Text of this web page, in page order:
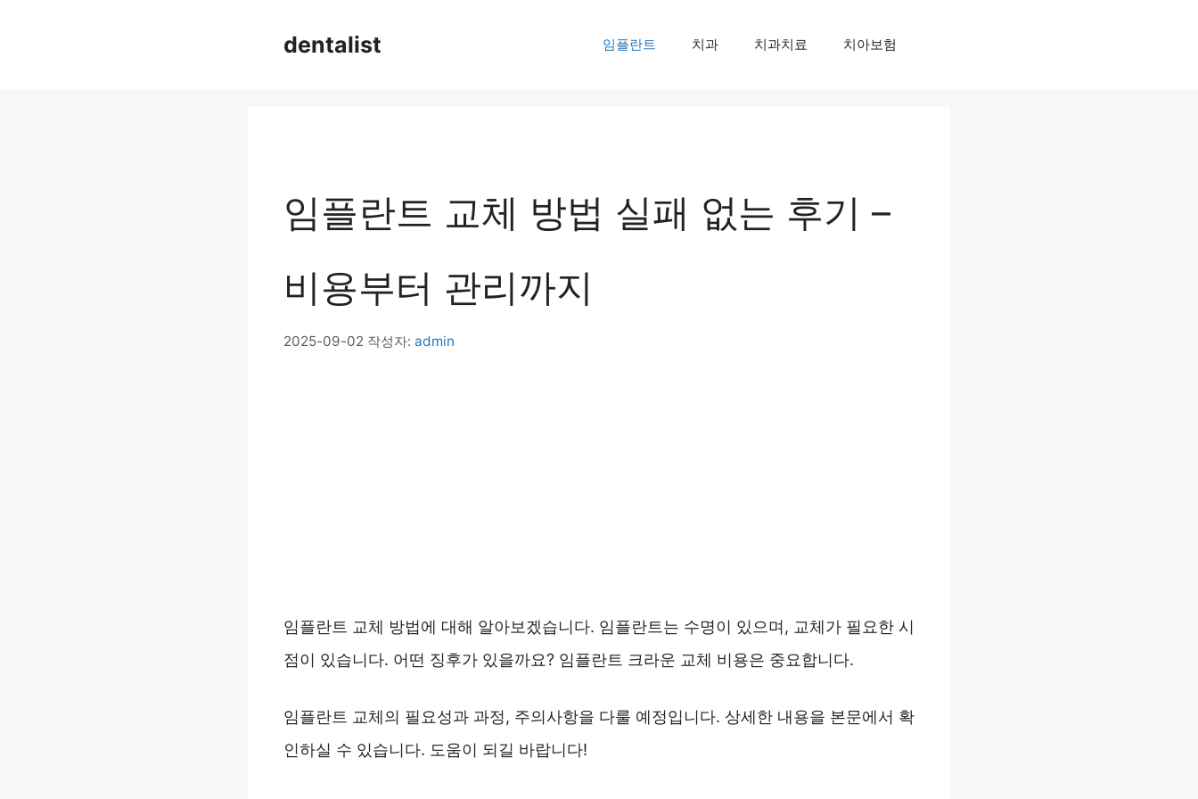
dentalist 임플란트 치과 치과치료 치아보험
임플란트 교체 방법 실패 없는 후기 –
비용부터 관리까지
2025-09-02 작성자: admin
임플란트 교체 방법에 대해 알아보겠습니다. 임플란트는 수명이 있으며, 교체가 필요한 시
점이 있습니다. 어떤 징후가 있을까요? 임플란트 크라운 교체 비용은 중요합니다.
임플란트 교체의 필요성과 과정, 주의사항을 다룰 예정입니다. 상세한 내용을 본문에서 확
인하실 수 있습니다. 도움이 되길 바랍니다!